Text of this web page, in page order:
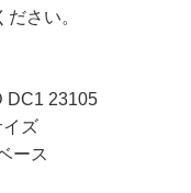
さい。
DC1 23105
ズ
ース